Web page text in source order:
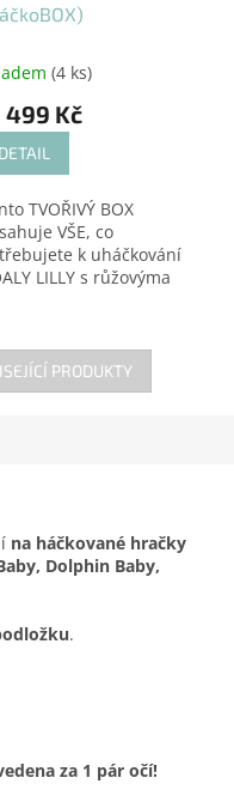
(4 ks)
499 Kč
DETAIL
TVOŘIVÝ BOX
VŠE, co
k uháčkování
LILLY s růžovýma
a měkoučká.
tak nikde...
PRODUKTY
na háčkované hračky
Dolphin Baby,
.
za 1 pár očí!